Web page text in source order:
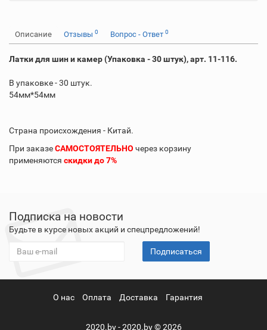
Описание Отзывы 0 Вопрос - Ответ 0
Латки для шин и камер (Упаковка - 30 штук), арт. 11-116.
В упаковке - 30 штук.
54мм*54мм
Страна происхождения - Китай.
При заказеСАМОСТОЯТЕЛЬНО через корзину
применяются скидки до 7%
Подписка на новости
Будьте в курсе новых акций и спецпредложений!
Подписаться
О нас Оплата Доставка Гарантия
2020.by - 2020.by © 2026